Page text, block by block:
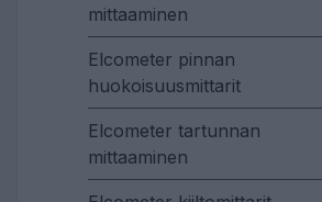
mittaaminen
Elcometer pinnan
huokoisuusmittarit
Elcometer tartunnan
mittaaminen